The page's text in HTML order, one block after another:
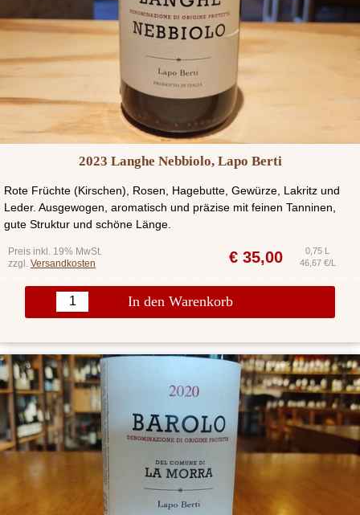
2023 Langhe Nebbiolo, Lapo Berti
Rote Früchte (Kirschen), Rosen, Hagebutte, Gewürze, Lakritz und
Leder. Ausgewogen, aromatisch und präzise mit feinen Tanninen,
gute Struktur und schöne Länge.
Preis inkl. 19% MwSt.
zzgl. Versandkosten € 35,00
0,75 L
46,67 €/L
In den Warenkorb